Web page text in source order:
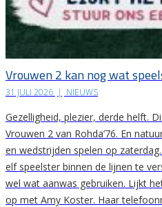
Vrouwen 2 kan nog wat
31 JULI 2026 | NIEUWS
Gezelligheid, plezier, derde helft.
Vrouwen 2 van Rohda’76. En
en wedstrijden spelen op
elf speelster binnen de lijnen te
wel wat aanwas gebruiken. Lijkt
op met Amy Koster. Haar